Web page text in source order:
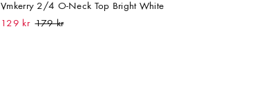
Vmkerry 2/4 O-Neck Top Bright White
129 kr